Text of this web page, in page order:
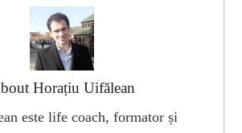
Horațiu Uifălean
este life coach, formator și